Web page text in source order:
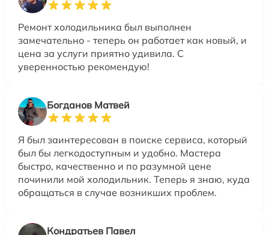
Ремонт холодильника был выполнен
замечательно - теперь он работает как новый, и
цена за услуги приятно удивила. С
уверенностью рекомендую!
Богданов Матвей
Я был заинтересован в поиске сервиса, который
был бы легкодоступным и удобно. Мастера
быстро, качественно и по разумной цене
починили мой холодильник. Теперь я знаю, куда
обращаться в случае возникших проблем.
Кондратьев Павел